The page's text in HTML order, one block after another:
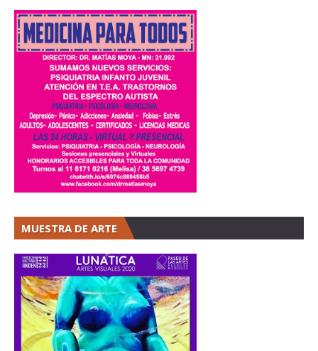
MUESTRA DE ARTE